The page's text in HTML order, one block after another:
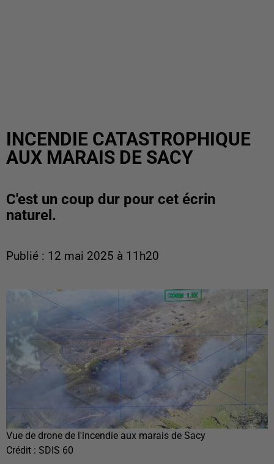
INCENDIE CATASTROPHIQUE
AUX MARAIS DE SACY
C'est un coup dur pour cet écrin
naturel.
Publié : 12 mai 2025 à 11h20
Vue de drone de l'incendie aux marais de Sacy
Crédit : SDIS 60